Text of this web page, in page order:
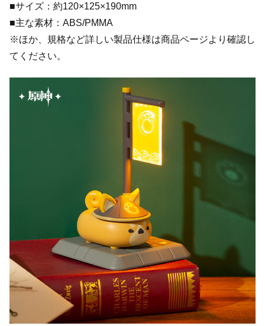
■サイズ：約120×125×190mm
■主な素材：ABS/PMMA
※ほか、規格など詳しい製品仕様は商品ページより確認し
てください。